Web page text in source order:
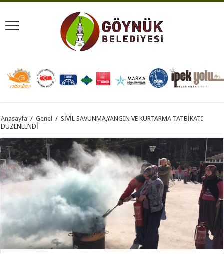
Anasayfa / Genel / SİVİL SAVUNMA,YANGIN VE KURTARMA TATBİKATI
DÜZENLENDİ